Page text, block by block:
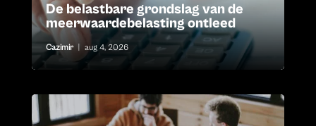
De belastbare grondslag van de
meerwaardebelasting ontleed
Cazimir aug 4, 2026